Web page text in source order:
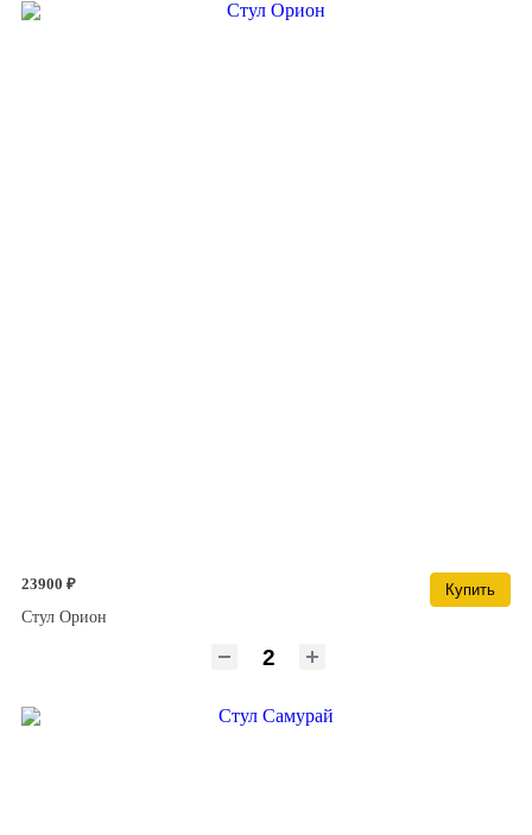
23900 ₽
Купить
Стул Орион